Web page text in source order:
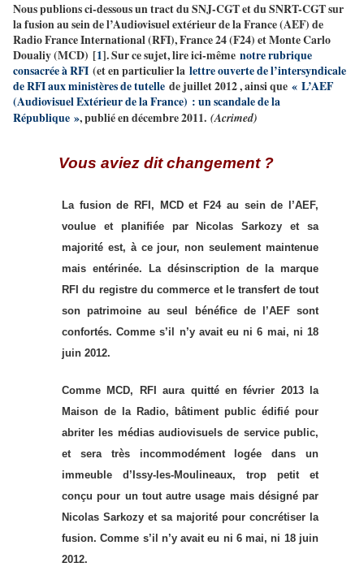
Nous publions ci-dessous un tract du SNJ-CGT et du SNRT-CGT sur
la fusion au sein de l’Audiovisuel extérieur de la France (AEF) de
Radio France International (RFI), France 24 (F24) et Monte Carlo
Doualiy (MCD) [1]. Sur ce sujet, lire ici-même notre rubrique
consacrée à RFI (et en particulier la lettre ouverte de l’intersyndicale
de RFI aux ministères de tutelle de juillet 2012 , ainsi que « L’AEF
(Audiovisuel Extérieur de la France) : un scandale de la
République », publié en décembre 2011. (Acrimed)
Vous aviez dit changement ?
La fusion de RFI, MCD et F24 au sein de l’AEF,
voulue et planifiée par Nicolas Sarkozy et sa
majorité est, à ce jour, non seulement maintenue
mais entérinée. La désinscription de la marque
RFI du registre du commerce et le transfert de tout
son patrimoine au seul bénéfice de l’AEF sont
confortés. Comme s’il n’y avait eu ni 6 mai, ni 18
juin 2012.
Comme MCD, RFI aura quitté en février 2013 la
Maison de la Radio, bâtiment public édifié pour
abriter les médias audiovisuels de service public,
et sera très incommodément logée dans un
immeuble d’Issy-les-Moulineaux, trop petit et
conçu pour un tout autre usage mais désigné par
Nicolas Sarkozy et sa majorité pour concrétiser la
fusion. Comme s’il n’y avait eu ni 6 mai, ni 18 juin
2012.